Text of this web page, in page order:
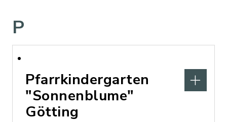
P
Pfarrkindergarten
"Sonnenblume"
Götting